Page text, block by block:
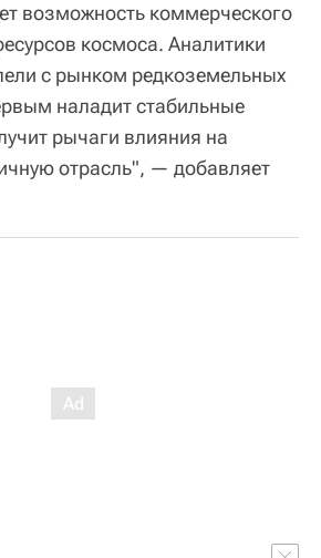
возможность коммерческого
космоса. Аналитики
с рынком редкоземельных
наладит стабильные
рычаги влияния на
отрасль", — добавляет